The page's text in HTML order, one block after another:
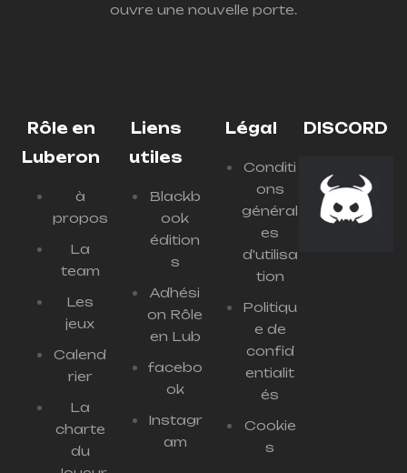
ouvre une nouvelle porte.
Rôle en
Luberon
à
propos
La
team
Les
jeux
Calend
rier
La
charte
du
Liens
utiles
Blackb
ook
édition
s
Adhési
on Rôle
en Lub
facebo
ok
Instagr
am
Légal
Conditi
ons
général
es
d'utilisa
tion
Politiqu
e de
confid
entialit
és
Cookie
s
DISCORD